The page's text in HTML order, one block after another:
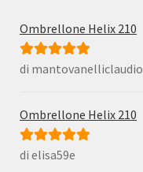
Ombrellone Helix 210
Valutato5su
di mantovanelliclaudio
Ombrellone Helix 210
Valutato5su
di elisa59e